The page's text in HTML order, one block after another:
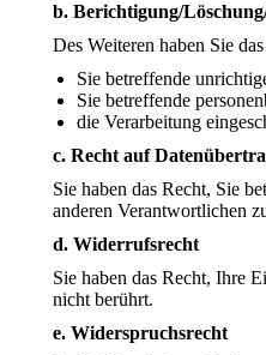
b. Berichtigung/
Des Weiteren haben Sie
Sie betreffende
Sie betreffende
die Verarbeitung
c. Recht auf
Sie haben das Recht, Sie
anderen Verantwortlichen
d. Widerrufsrecht
Sie haben das Recht, Ihre
nicht berührt.
e. Widerspruchsrecht